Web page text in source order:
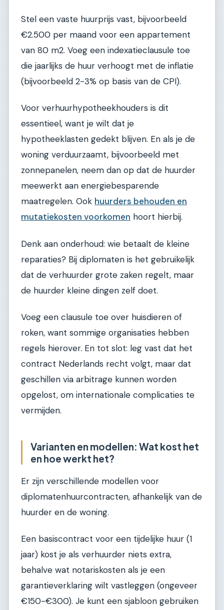
Stel een vaste huurprijs vast, bijvoorbeeld
€2.500 per maand voor een appartement
van 80 m2. Voeg een indexatieclausule toe
die jaarlijks de huur verhoogt met de inflatie
(bijvoorbeeld 2-3% op basis van de CPI).
Voor verhuurhypotheekhouders is dit
essentieel, want je wilt dat je
hypotheeklasten gedekt blijven. En als je de
woning verduurzaamt, bijvoorbeeld met
zonnepanelen, neem dan op dat de huurder
meewerkt aan energiebesparende
maatregelen. Ook huurders behouden en
mutatiekosten voorkomen hoort hierbij.
Denk aan onderhoud: wie betaalt de kleine
reparaties? Bij diplomaten is het gebruikelijk
dat de verhuurder grote zaken regelt, maar
de huurder kleine dingen zelf doet.
Voeg een clausule toe over huisdieren of
roken, want sommige organisaties hebben
regels hierover. En tot slot: leg vast dat het
contract Nederlands recht volgt, maar dat
geschillen via arbitrage kunnen worden
opgelost, om internationale complicaties te
vermijden.
Varianten en modellen: Wat kost het
en hoe werkt het?
Er zijn verschillende modellen voor
diplomatenhuurcontracten, afhankelijk van de
huurder en de woning.
Een basiscontract voor een tijdelijke huur (1
jaar) kost je als verhuurder niets extra,
behalve wat notariskosten als je een
garantieverklaring wilt vastleggen (ongeveer
€150-€300). Je kunt een sjabloon gebruiken